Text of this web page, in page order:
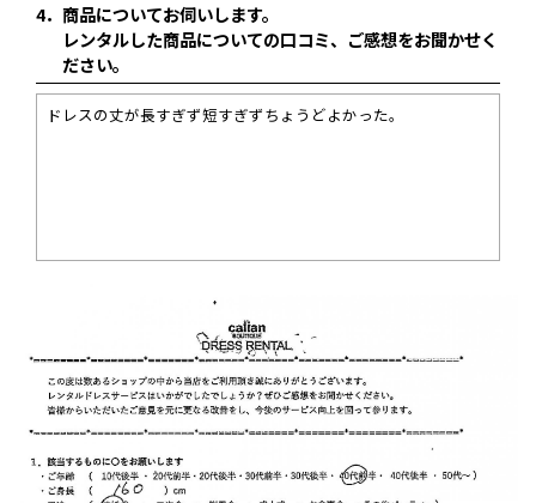
4． 商品についてお伺いします。
レンタルした商品についての口コミ、ご感想をお聞かせく
ださい。
ドレスの丈が長すぎず短すぎずちょうどよかった。